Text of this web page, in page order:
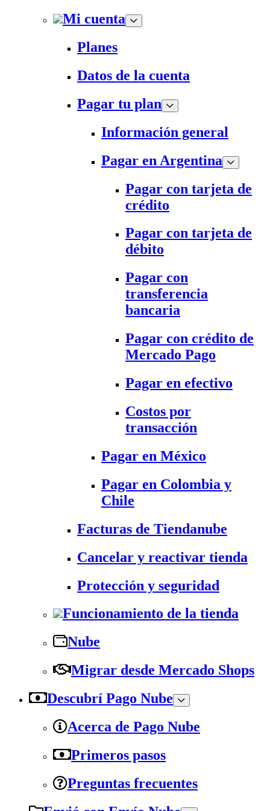
Mi cuenta
Planes
Datos de la cuenta
Pagar tu plan
Información general
Pagar en Argentina
Pagar con tarjeta de
crédito
Pagar con tarjeta de
débito
Pagar con
transferencia
bancaria
Pagar con crédito de
Mercado Pago
Pagar en efectivo
Costos por
transacción
Pagar en México
Pagar en Colombia y
Chile
Facturas de Tiendanube
Cancelar y reactivar tienda
Protección y seguridad
Funcionamiento de la tienda
Nube
Migrar desde Mercado Shops
Descubrí Pago Nube
Acerca de Pago Nube
Primeros pasos
Preguntas frecuentes